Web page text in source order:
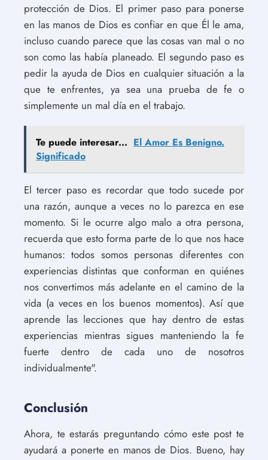
protección de Dios. El primer paso para ponerse
en las manos de Dios es confiar en que Él le ama,
incluso cuando parece que las cosas van mal o no
son como las había planeado. El segundo paso es
pedir la ayuda de Dios en cualquier situación a la
que te enfrentes, ya sea una prueba de fe o
simplemente un mal día en el trabajo.
Te puede interesar... El Amor Es Benigno.
Significado
El tercer paso es recordar que todo sucede por
una razón, aunque a veces no lo parezca en ese
momento. Si le ocurre algo malo a otra persona,
recuerda que esto forma parte de lo que nos hace
humanos: todos somos personas diferentes con
experiencias distintas que conforman en quiénes
nos convertimos más adelante en el camino de la
vida (a veces en los buenos momentos). Así que
aprende las lecciones que hay dentro de estas
experiencias mientras sigues manteniendo la fe
fuerte dentro de cada uno de nosotros
individualmente".
Conclusión
Ahora, te estarás preguntando cómo este post te
ayudará a ponerte en manos de Dios. Bueno, hay